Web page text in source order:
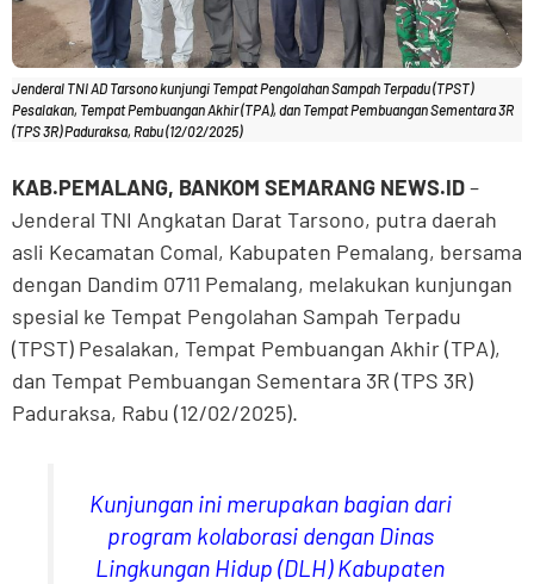
Jenderal TNI AD Tarsono kunjungi Tempat Pengolahan Sampah Terpadu (TPST)
Pesalakan, Tempat Pembuangan Akhir (TPA), dan Tempat Pembuangan Sementara 3R
(TPS 3R) Paduraksa, Rabu (12/02/2025)
KAB.PEMALANG, BANKOM SEMARANG NEWS.ID–
Jenderal TNI Angkatan Darat Tarsono, putra daerah
asli Kecamatan Comal, Kabupaten Pemalang, bersama
dengan Dandim 0711 Pemalang, melakukan kunjungan
spesial ke Tempat Pengolahan Sampah Terpadu
(TPST) Pesalakan, Tempat Pembuangan Akhir (TPA),
dan Tempat Pembuangan Sementara 3R (TPS 3R)
Paduraksa, Rabu (12/02/2025).
Kunjungan ini merupakan bagian dari
program kolaborasi dengan Dinas
Lingkungan Hidup (DLH) Kabupaten